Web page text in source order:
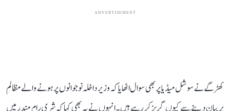
ADVERTISEMENT
کھڑگے نے سوشل میڈیا پر بھی سوال اٹھایا کہ وزیر داخلہ نوجوانوں پر ہونے والے مظالم